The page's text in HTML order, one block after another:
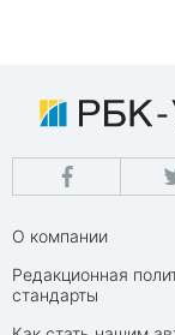
О компании
Редакционная
стандарты